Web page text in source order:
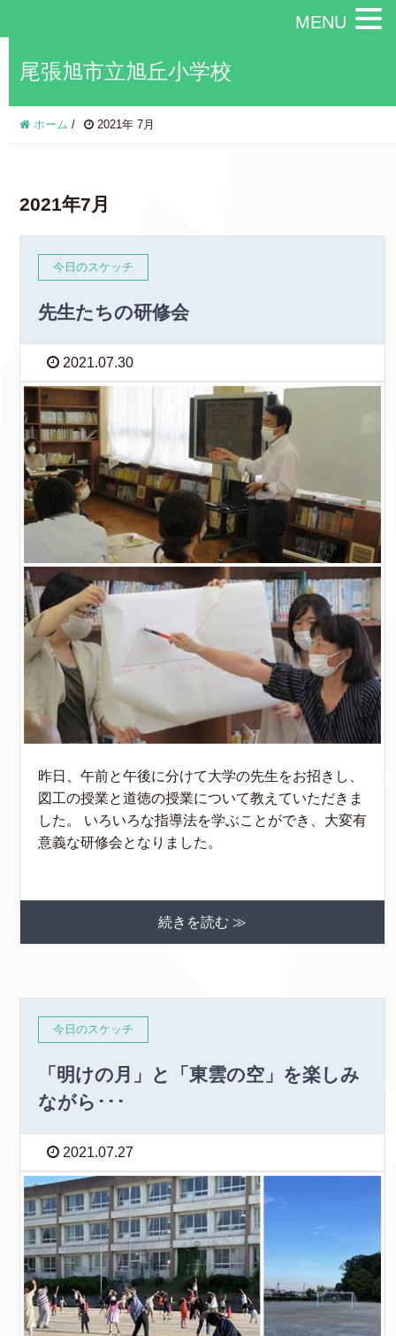
尾張旭市立旭丘小学校
ホーム / 2021年 7月
2021年7月
今日のスケッチ
先生たちの研修会
2021.07.30
昨日、午前と午後に分けて大学の先生をお招きし、
図工の授業と道徳の授業について教えていただきま
した。 いろいろな指導法を学ぶことができ、大変有
意義な研修会となりました。
続きを読む ≫
今日のスケッチ
「明けの月」と「東雲の空」を楽しみ
ながら･･･
2021.07.27
MENU